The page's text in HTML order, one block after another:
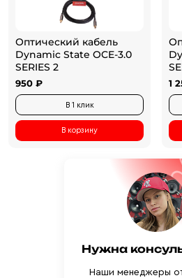
Оптический кабель
Dynamic State OCE-3.0
SERIES 2
950 ₽
В 1 клик
В корзину
1
Нужна
Наши менеджеры